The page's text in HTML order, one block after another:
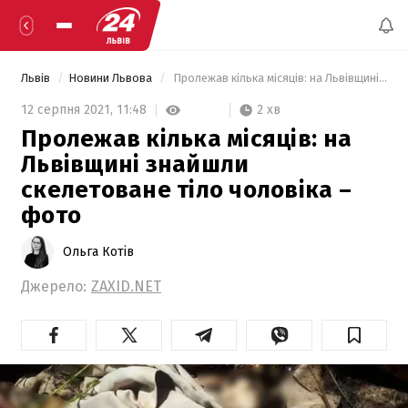
Львів Новини Львова Пролежав кілька місяців: на Львівщині знайшли скелетоване тіло чоловіка – фото
12 серпня 2021, 11:48 2 хв
Пролежав кілька місяців: на
Львівщині знайшли
скелетоване тіло чоловіка –
фото
Ольга Котів
Джерело: ZAXID.NET